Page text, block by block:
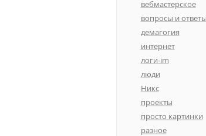
вебмастерское
вопросы и ответы
демагогия
интернет
логи-im
люди
Никс
проекты
просто картинки
разное